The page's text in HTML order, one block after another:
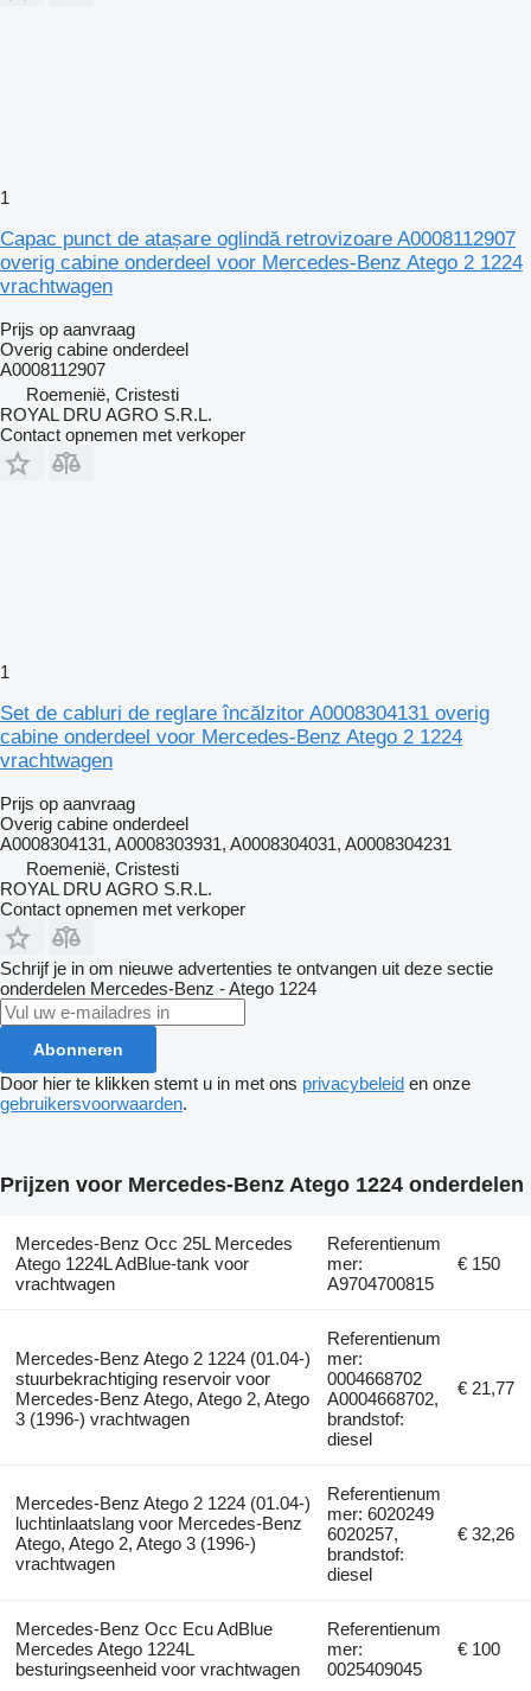
1
Capac punct de atașare oglindă retrovizoare A0008112907
overig cabine onderdeel voor Mercedes-Benz Atego 2 1224
vrachtwagen
Prijs op aanvraag
Overig cabine onderdeel
A0008112907
Roemenië, Cristesti
ROYAL DRU AGRO S.R.L.
Contact opnemen met verkoper
1
Set de cabluri de reglare încălzitor A0008304131 overig
cabine onderdeel voor Mercedes-Benz Atego 2 1224
vrachtwagen
Prijs op aanvraag
Overig cabine onderdeel
A0008304131, A0008303931, A0008304031, A0008304231
Roemenië, Cristesti
ROYAL DRU AGRO S.R.L.
Contact opnemen met verkoper
Schrijf je in om nieuwe advertenties te ontvangen uit deze sectie
onderdelen Mercedes-Benz - Atego 1224
Abonneren
Door hier te klikken stemt u in met ons privacybeleid en onze
gebruikersvoorwaarden.
Prijzen voor Mercedes-Benz Atego 1224 onderdelen
Mercedes-Benz Occ 25L Mercedes
Atego 1224L AdBlue-tank voor
vrachtwagen
Referentienum
mer:
A9704700815
€ 150
Mercedes-Benz Atego 2 1224 (01.04-)
stuurbekrachtiging reservoir voor
Mercedes-Benz Atego, Atego 2, Atego
3 (1996-) vrachtwagen
Referentienum
mer:
0004668702
A0004668702,
brandstof:
diesel
€ 21,77
Mercedes-Benz Atego 2 1224 (01.04-)
luchtinlaatslang voor Mercedes-Benz
Atego, Atego 2, Atego 3 (1996-)
vrachtwagen
Referentienum
mer: 6020249
6020257,
brandstof:
diesel
€ 32,26
Mercedes-Benz Occ Ecu AdBlue
Mercedes Atego 1224L
besturingseenheid voor vrachtwagen
Referentienum
mer:
0025409045
€ 100